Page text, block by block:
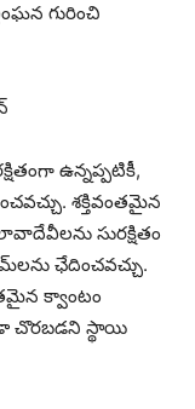
గురించి
ఉన్నప్పటికీ,
శక్తివంతమైన
సురక్షితం
ఛేదించవచ్చు.
క్వాంటం
చొరబడని స్థాయి